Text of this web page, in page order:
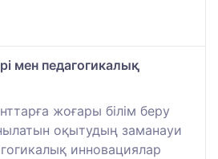
мен педагогикалық
жоғары білім беру
оқытудың заманауи
инновациялар